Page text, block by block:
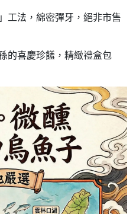
工法，綿密彈牙，絕非市售
的喜慶珍饈，精緻禮盒包